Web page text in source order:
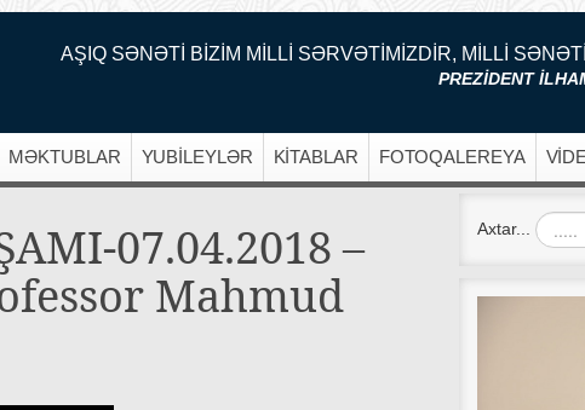
AŞIQ SƏNƏTİ BİZİM MİLLİ SƏRVƏTİMİZDİR, MİLLİ
PREZİDENT
MƏKTUBLAR YUBİLEYLƏR KİTABLAR FOTOQALEREYA
07.04.2018 –
Mahmud
Axtar...